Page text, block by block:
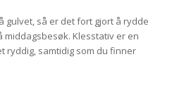
gulvet, så er det fort gjort å rydde
Klesstativ er en
ryddig, samtidig som du finner